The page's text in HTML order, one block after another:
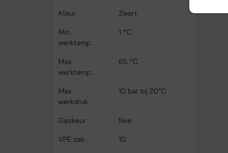
Kleur: Zwart
Min.
werktemp.:
1 °C
Max.
werktemp.:
65 °C
Max.
werkdruk:
10 bar bij 20°C
Gaskeur: Nee
VPE zak: 10